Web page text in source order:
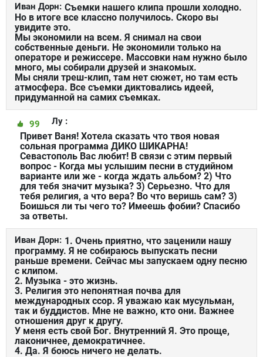
Иван Дорн: Съемки нашего клипа прошли холодно.
Но в итоге все классно получилось. Скоро вы
увидите это.
Мы экономили на всем. Я снимал на свои
собственные деньги. Не экономили только на
операторе и режиссере. Массовки нам нужно было
много, мы собирали друзей и знакомых.
Мы сняли треш-клип, там нет сюжет, но там есть
атмосфера. Все съемки диктовались идеей,
придуманной на самих съемках.
Лу :
99
Привет Ваня! Хотела сказать что твоя новая
сольная программа ДИКО ШИКАРНА!
Севастополь Вас любит! В связи с этим первый
вопрос - Когда мы услышим песни в студийном
варианте или же - когда ждать альбом? 2) Что
для тебя значит музыка? 3) Серьезно. Что для
тебя религия, а что вера? Во что веришь сам? 3)
Боишься ли ты чего то? Имеешь фобии? Спасибо
за ответы.
Иван Дорн: 1. Очень приятно, что заценили нашу
программу. Я не собираюсь выпускать песни
раньше времени. Сейчас мы запускаем одну песню
с клипом.
2. Музыка - это жизнь.
3. Религия это непонятная почва для
международных ссор. Я уважаю как мусульман,
так и буддистов. Мне не важно, кто они. Важнее
отношения друг к другу.
У меня есть свой Бог. Внутренний Я. Это проще,
лаконичнее, демократичнее.
4. Да. Я боюсь ничего не делать.